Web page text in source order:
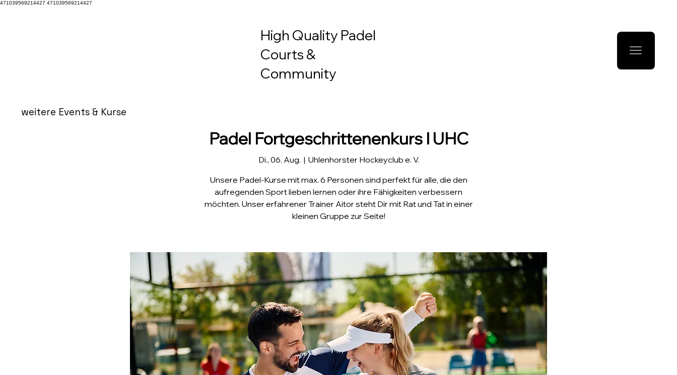
471039569214427 471039569214427
High Quality Padel
Courts &
Community
Padel Fortgeschrittenenkurs I UHC
Di., 06. Aug.
  |
Uhlenhorster Hockeyclub e. V.
Unsere Padel-Kurse mit max. 6 Personen sind perfekt für alle, die den
aufregenden Sport lieben lernen oder ihre Fähigkeiten verbessern
möchten. Unser erfahrener Trainer Aitor steht Dir mit Rat und Tat in einer
kleinen Gruppe zur Seite!
weitere Events & Kurse